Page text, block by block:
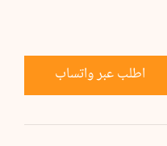
اطلب عبر واتساب